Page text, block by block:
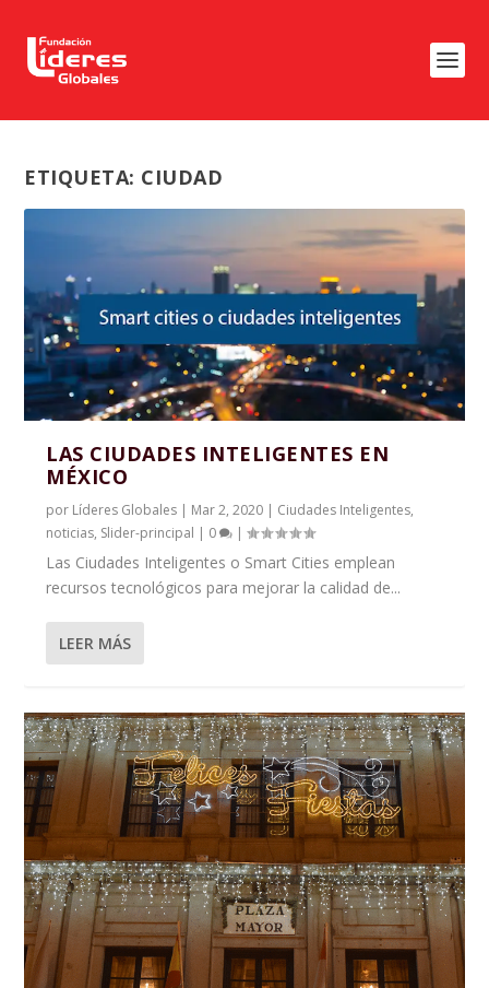
ETIQUETA: CIUDAD
LAS CIUDADES INTELIGENTES EN
MÉXICO
por Líderes Globales | Mar 2, 2020 | Ciudades Inteligentes,
noticias, Slider-principal | 0 |
Las Ciudades Inteligentes o Smart Cities emplean
recursos tecnológicos para mejorar la calidad de...
LEER MÁS